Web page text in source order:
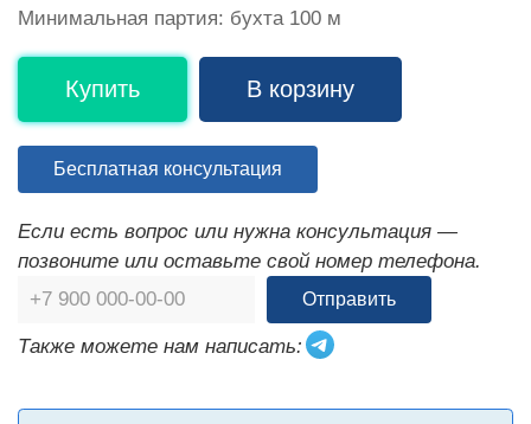
Минимальная партия: бухта 100 м
Купить В корзину
Бесплатная консультация
Если есть вопрос или нужна консультация —
позвоните или оставьте свой номер телефона.
Отправить
Также можете нам написать: